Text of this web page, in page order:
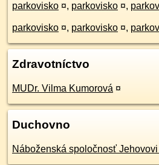
parkovisko ¤, parkovisko ¤,
parkovisko ¤, parkovisko ¤,
Zdravotníctvo
MUDr. Vilma Kumorová ¤
Duchovno
Náboženská spoločnosť